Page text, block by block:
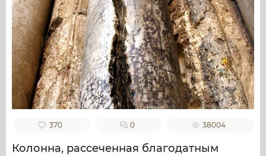
370 0 38004
Колонна, рассеченная благодатным